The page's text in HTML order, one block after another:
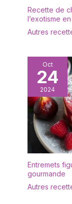
Recette de
l’exotisme
Autres
Oct
24
2024
Entremets
gourmande
Autres